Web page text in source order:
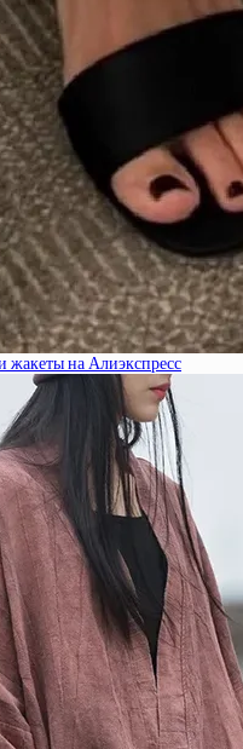
на Алиэкспресс